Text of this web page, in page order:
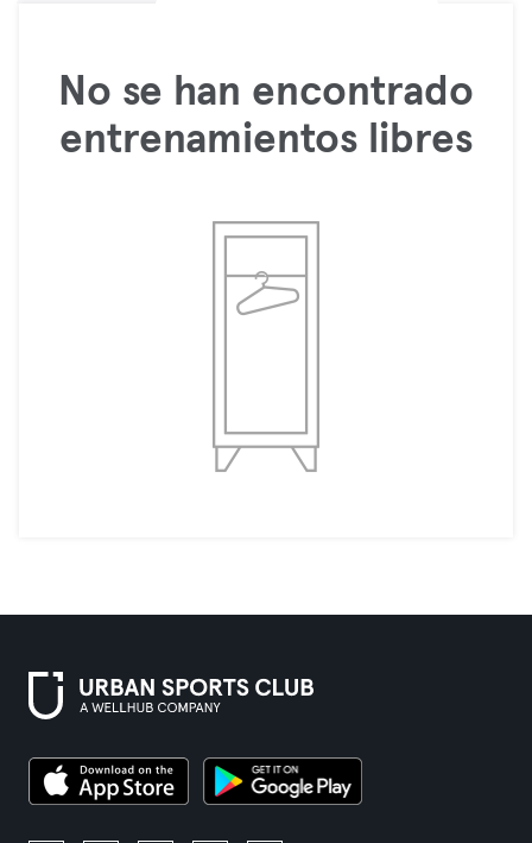
No se han encontrado
entrenamientos libres